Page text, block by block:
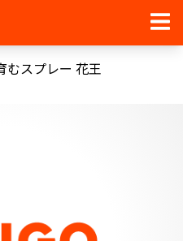
むスプレー 花王